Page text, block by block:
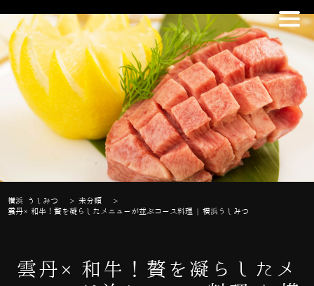
横浜 うしみつ >未分類
>
雲丹×和牛！贅を凝らしたメニューが並ぶコース料理 | 横浜うしみつ
雲丹×和牛！贅を凝らしたメ